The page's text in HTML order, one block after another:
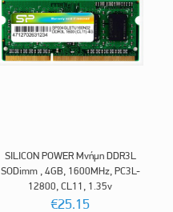
SILICON POWER Μνήμη DDR3L
SODimm , 4GB, 1600MHz, PC3L-
12800, CL11, 1.35v
€25.15